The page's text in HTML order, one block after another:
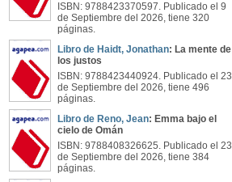
ISBN: 9788423370597. Publicado el 9
de Septiembre del 2026, tiene 320
páginas.
Libro de Haidt, Jonathan: La mente de
los justos
ISBN: 9788423440924. Publicado el 23
de Septiembre del 2026, tiene 496
páginas.
Libro de Reno, Jean: Emma bajo el
cielo de Omán
ISBN: 9788408326625. Publicado el 23
de Septiembre del 2026, tiene 384
páginas.